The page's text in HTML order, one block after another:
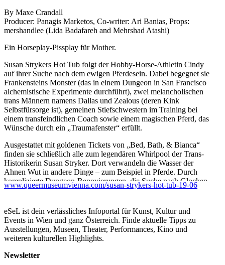
By Maxe Crandall
Producer: Panagis Marketos, Co-writer: Ari Banias, Props:
mershandlee (Lida Badafareh and Mehrshad Atashi)
Ein Horseplay-Pissplay für Mother.
Susan Strykers Hot Tub folgt der Hobby-Horse-Athletin Cindy
auf ihrer Suche nach dem ewigen Pferdesein. Dabei begegnet sie
Frankensteins Monster (das in einem Dungeon in San Francisco
alchemistische Experimente durchführt), zwei melancholischen
trans Männern namens Dallas und Zealous (deren Kink
Selbstfürsorge ist), gemeinen Stiefschwestern im Training bei
einem transfeindlichen Coach sowie einem magischen Pferd, das
Wünsche durch ein „Traumafenster“ erfüllt.
Ausgestattet mit goldenen Tickets von „Bed, Bath, & Bianca“
finden sie schließlich alle zum legendären Whirlpool der Trans-
Historikerin Susan Stryker. Dort verwandeln die Wasser der
Ahnen Wut in andere Dinge – zum Beispiel in Pferde. Durch
komplizierte Dungeon-Renovierungen, die Suche nach Glocken
und Muscheln und die philosophische Frage „Muss man ein Pferd
als einen fortwährenden spirituellen Werdensprozess.
Poets Theater ist eine Performance-Tradition, die sich auf
poetische Sprache, gemeinschaftliche Zusammenarbeit und die
Dramatik lokaler künstlerischer Szenen konzentriert. Maxe
Crandalls Praxis bezieht sich dabei stark auf die queere
www.queermuseumvienna.com/susan-strykers-hot-tub-19-06
eSeL ist dein verlässliches Infoportal für Kunst, Kultur und
Events in Wien und ganz Österreich. Finde aktuelle Tipps zu
Ausstellungen, Museen, Theater, Performances, Kino und
weiteren kulturellen Highlights.
Newsletter